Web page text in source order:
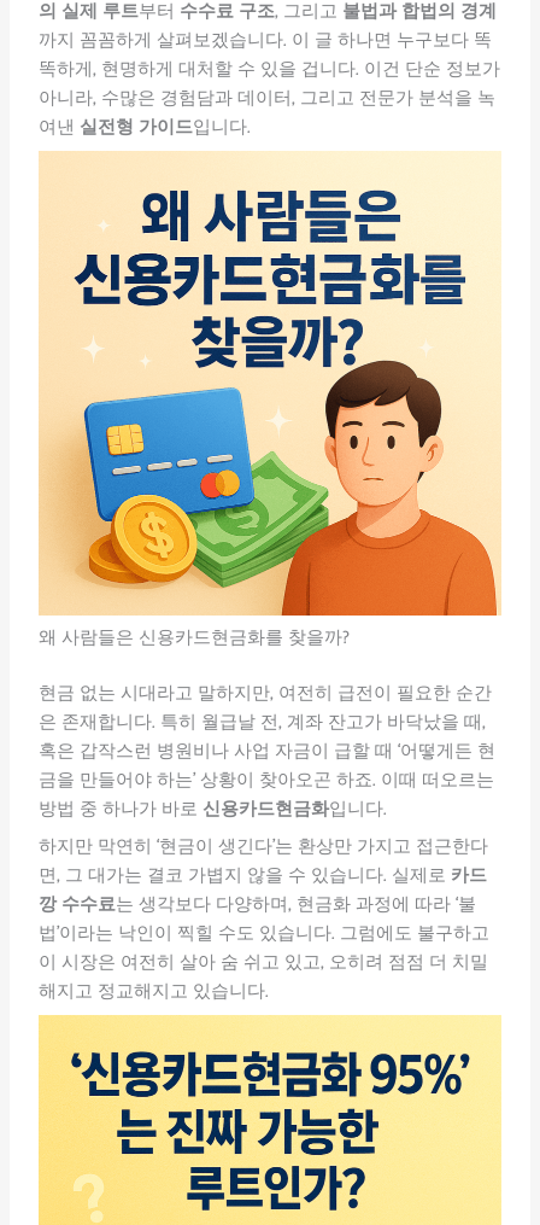
의 실제 루트부터 수수료 구조, 그리고 불법과 합법의 경계
까지 꼼꼼하게 살펴보겠습니다. 이 글 하나면 누구보다 똑
똑하게, 현명하게 대처할 수 있을 겁니다. 이건 단순 정보가
아니라, 수많은 경험담과 데이터, 그리고 전문가 분석을 녹
여낸 실전형 가이드입니다.
왜 사람들은 신용카드현금화를 찾을까?
현금 없는 시대라고 말하지만, 여전히 급전이 필요한 순간
은 존재합니다. 특히 월급날 전, 계좌 잔고가 바닥났을 때,
혹은 갑작스런 병원비나 사업 자금이 급할 때 ‘어떻게든 현
금을 만들어야 하는’ 상황이 찾아오곤 하죠. 이때 떠오르는
방법 중 하나가 바로 신용카드현금화입니다.
하지만 막연히 ‘현금이 생긴다’는 환상만 가지고 접근한다
면, 그 대가는 결코 가볍지 않을 수 있습니다. 실제로 카드
깡 수수료는 생각보다 다양하며, 현금화 과정에 따라 ‘불
법’이라는 낙인이 찍힐 수도 있습니다. 그럼에도 불구하고
이 시장은 여전히 살아 숨 쉬고 있고, 오히려 점점 더 치밀
해지고 정교해지고 있습니다.